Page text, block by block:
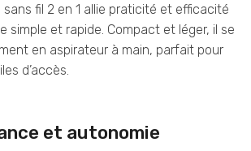
sans fil 2 en 1 allie praticité et efficacité
simple et rapide. Compact et léger, il se
en aspirateur à main, parfait pour
d’accès.
et autonomie